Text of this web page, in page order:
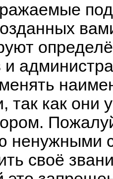
и
так как они
ненужными
своё